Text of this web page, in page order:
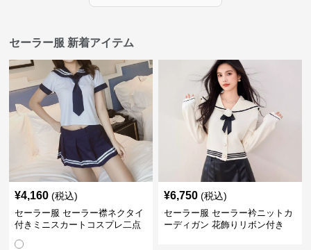
セーラー服 新着アイテム
¥4,160 (税込)
セーラー服 セーラー襟ネクタイ
付きミニスカートコスプレ二点
¥6,750 (税込)
セーラー服 セーラー衿ニットカ
ーディガン 花飾りリボン付き